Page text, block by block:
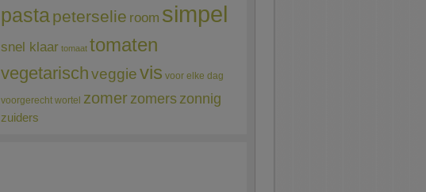
pastapeterselie room simpel
snel klaar tomaat tomaten
vegetarischveggievis voor elke dag
voorgerecht wortel zomerzomerszonnig
zuiders